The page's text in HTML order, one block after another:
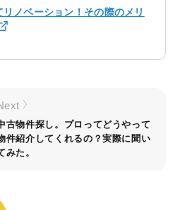
ノベーション！その際のメリ
古物件探し。プロってどうやって
件紹介してくれるの？実際に聞い
みた。